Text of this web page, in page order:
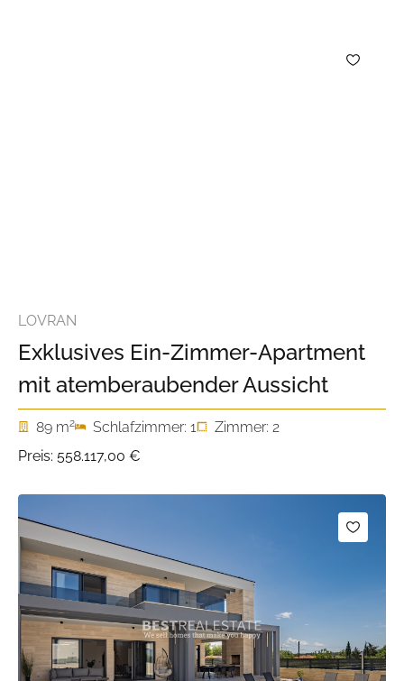
LOVRAN
Exklusives Ein-Zimmer-Apartment
mit atemberaubender Aussicht
89 m2 Schlafzimmer: 1
Zimmer: 2
Preis: 558.117,00 €